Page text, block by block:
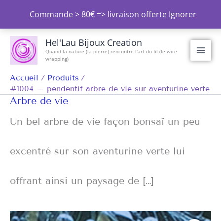
Commande > 80€ => livraison offerte Ignorer
contenu
Hel'Lau Bijoux Creation
Quand la nature (la pierre) rencontre l'art du fil (le wire
wrapping)
Accueil
Produits
#1004 – pendentif arbre de vie sur aventurine verte
Arbre de vie
Un bel arbre de vie façon bonsaï un peu
excentré sur son aventurine verte lui
offrant ainsi un paysage de […]